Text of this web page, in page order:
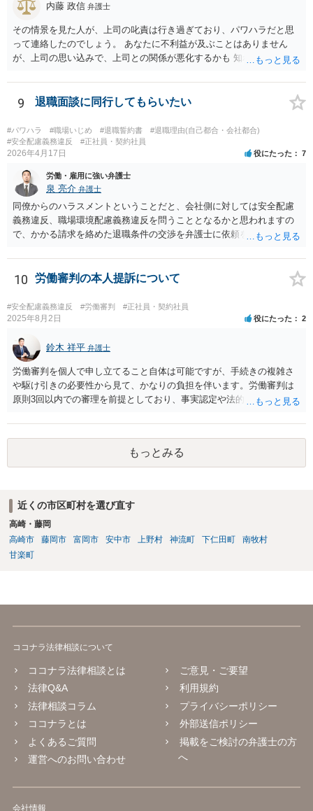
内藤 政信 弁護士
その情景を見た人が、上司の叱責は行き過ぎており、パワハラだと思
って連絡したのでしょう。 あなたに不利益が及ぶことはありません
が、上司の思い込みで、上司との関係が悪化するかも 知れませんね。
9 退職面談に同行してもらいたい
#パワハラ #職場いじめ #退職誓約書
#退職理由(自己都合・会社都合)
#安全配慮義務違反
#正社員・契約社員
2026年4月17日 役にたった 7
労働・雇用に強い弁護士
泉 亮介 弁護士
同僚からのハラスメントということだと、会社側に対しては安全配慮
義務違反、職場環境配慮義務違反を問うこととなるかと思われますの
で、かかる請求を絡めた退職条件の交渉を弁護士に依頼をされた方が
くなり全て弁護士が窓口となるため精神的な負担も軽くなるでしょ
う。
10 労働審判の本人提訴について
#安全配慮義務違反 #労働審判 #正社員・契約社員
2025年8月2日 役にたった 2
鈴木 祥平 弁護士
労働審判を個人で申し立てること自体は可能ですが、手続きの複雑さ
や駆け引きの必要性から見て、かなりの負担を伴います。労働審判は
原則3回以内での審理を前提としており、事実認定や法的評価に加え
的判断が求められます。 申立書や証拠説明書を丁寧に作成されたこと
は評価されるべきですが、書面の出来だけで結果が決まるわけではあ
りません。審判委員会は、書面よりも実際のやり取りや和解に向けた
姿勢を重視します。したがって、書面のチェックだけを第三者に依頼
くい可能性があります。 また、仮に審判が出たとしても、相手方が異
議を申し立てれば通常訴訟に移行します。その場合は、改めて訴訟の
主張立証をしなければならず、事実上ゼロからの再スタートとなりま
す。したがって、労働審判の場で和解を成立させることが最も現実的
かつ負担の少ない解決方法です。 本人申立てであっても、できれば労
ります。 労働審判はスピード勝負です。孤立せず、知識と経験のある
鍵となります。
もっとみる
近くの市区町村を選び直す
高崎・藤岡
高崎市
藤岡市 富岡市 安中市 上野村 神流町 下仁田町
南牧村
甘楽町
ココナラ法律相談について
ココナラ法律相談とは
法律Q&A
法律相談コラム
ココナラとは
よくあるご質問
運営へのお問い合わせ
ご意見・ご要望
利用規約
プライバシーポリシー
外部送信ポリシー
掲載をご検討の弁護士の方
へ
会社情報